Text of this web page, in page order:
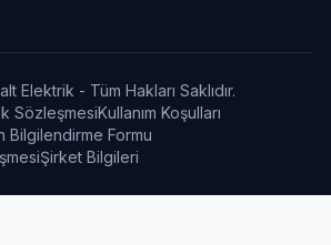
Elektrik - Tüm Hakları Saklıdır.
SözleşmesiKullanım Koşulları
Bilgilendirme Formu
Şirket Bilgileri